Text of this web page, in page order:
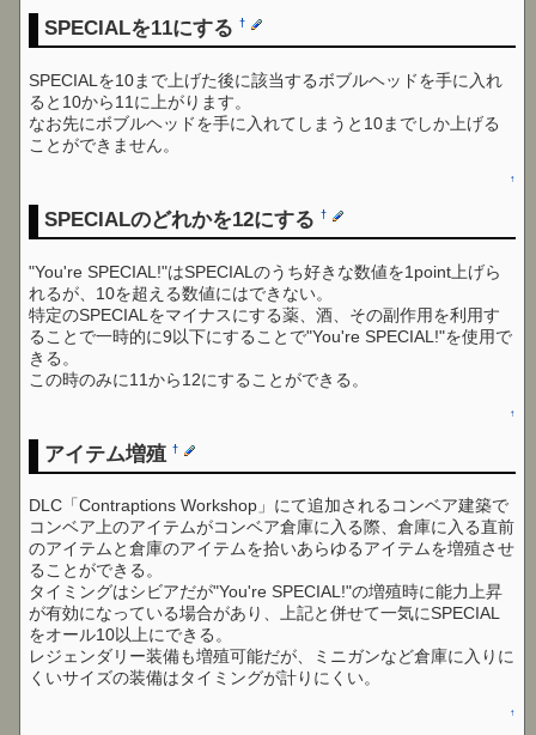
SPECIALを11にする†
SPECIALを10まで上げた後に該当するボブルヘッドを手に入れ
ると10から11に上がります。
なお先にボブルヘッドを手に入れてしまうと10までしか上げる
ことができません。
↑
SPECIALのどれかを12にする†
"You're SPECIAL!"はSPECIALのうち好きな数値を1point上げら
れるが、10を超える数値にはできない。
特定のSPECIALをマイナスにする薬、酒、その副作用を利用す
ることで一時的に9以下にすることで"You're SPECIAL!"を使用で
きる。
この時のみに11から12にすることができる。
↑
アイテム増殖†
DLC「Contraptions Workshop」にて追加されるコンベア建築で
コンベア上のアイテムがコンベア倉庫に入る際、倉庫に入る直前
のアイテムと倉庫のアイテムを拾いあらゆるアイテムを増殖させ
ることができる。
タイミングはシビアだが"You're SPECIAL!"の増殖時に能力上昇
が有効になっている場合があり、上記と併せて一気にSPECIAL
をオール10以上にできる。
レジェンダリー装備も増殖可能だが、ミニガンなど倉庫に入りに
くいサイズの装備はタイミングが計りにくい。
↑